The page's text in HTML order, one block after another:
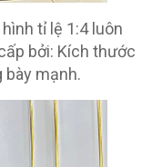
tỉ lệ 1:4 luôn
bởi: Kích thước
bày mạnh.